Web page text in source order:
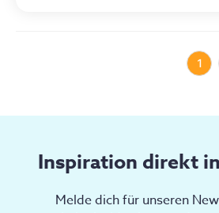
1
Inspiration direkt
Melde dich für unseren